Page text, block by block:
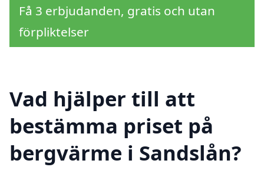
Få 3 erbjudanden, gratis och utan
förpliktelser
Vad hjälper till att
bestämma priset på
bergvärme i Sandslån?